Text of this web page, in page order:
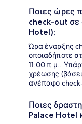
Ποιες ώρες
check-out σε
Hotel);
Ώρα έναρξης
οποιαδήποτε
11:00 π.μ..
χρέωσης
ανέπαφο check-
Ποιες
Palace Hotel